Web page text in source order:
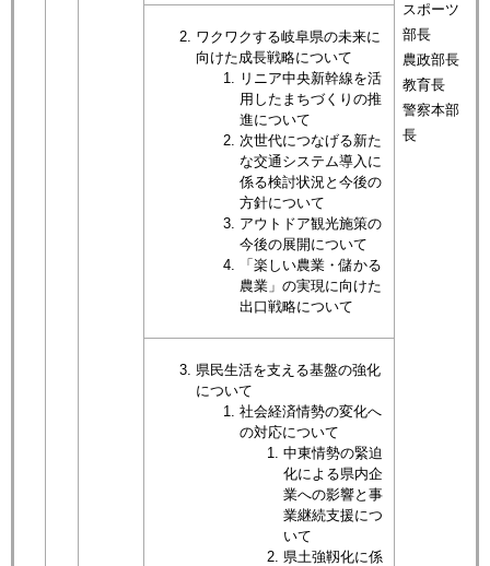
スポーツ
部長
農政部長
教育長
警察本部
長
ワクワクする岐阜県の未来に
向けた成長戦略について​
リニア中央新幹線を活
用したまちづくりの推
進について
次世代につなげる新た
な交通システム導入に
係る検討状況と今後の
方針について​
アウトドア観光施策の
今後の展開について
「楽しい農業・儲かる
農業」の実現に向けた
出口戦略について
県民生活を支える基盤の強化
について​
社会経済情勢の変化へ
の対応について
中東情勢の緊迫
化による県内企
業への影響と事
業継続支援につ
いて
県土強靱化に係